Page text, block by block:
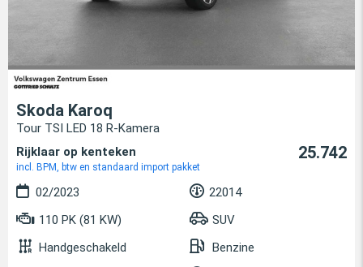
Skoda Karoq
Tour TSI LED 18 R-Kamera
Rijklaar op kenteken
incl. BPM, btw en standaard import pakket
25.742
02/2023
22014
110 PK (81 KW)
SUV
Handgeschakeld
Benzine